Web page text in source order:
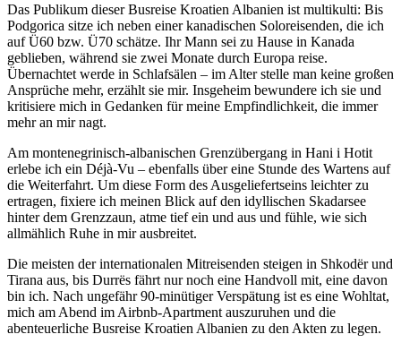
Das Publikum dieser Busreise Kroatien Albanien ist multikulti: Bis
Podgorica sitze ich neben einer kanadischen Soloreisenden, die ich
auf Ü60 bzw. Ü70 schätze. Ihr Mann sei zu Hause in Kanada
geblieben, während sie zwei Monate durch Europa reise.
Übernachtet werde in Schlafsälen – im Alter stelle man keine großen
Ansprüche mehr, erzählt sie mir. Insgeheim bewundere ich sie und
kritisiere mich in Gedanken für meine Empfindlichkeit, die immer
mehr an mir nagt.
Am montenegrinisch-albanischen Grenzübergang in Hani i Hotit
erlebe ich ein Déjà-Vu – ebenfalls über eine Stunde des Wartens auf
die Weiterfahrt. Um diese Form des Ausgeliefertseins leichter zu
ertragen, fixiere ich meinen Blick auf den idyllischen Skadarsee
hinter dem Grenzzaun, atme tief ein und aus und fühle, wie sich
allmählich Ruhe in mir ausbreitet.
Die meisten der internationalen Mitreisenden steigen in Shkodër und
Tirana aus, bis Durrës fährt nur noch eine Handvoll mit, eine davon
bin ich. Nach ungefähr 90-minütiger Verspätung ist es eine Wohltat,
mich am Abend im Airbnb-Apartment auszuruhen und die
abenteuerliche Busreise Kroatien Albanien zu den Akten zu legen.